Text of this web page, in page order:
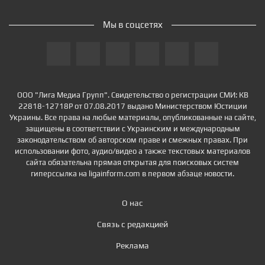
ООО "Лига Медиа Групп". Свидетельство о регистрации СМИ: КВ
22818-12718Р от 07.08.2017 выдано Министерством Юстиции
Украины. Все права на любые материалы, опубликованные на сайте,
защищены в соответствии с Украинским и международным
законодательством об авторском праве и смежных правах. При
использовании фото, аудио/видео а также текстовых материалов
сайта обязательна прямая открытая для поисковых систем
гиперссылка на ligainform.com в первом абзаце новости.
О нас
Связь с редакцией
Реклама
Мы в соцсетях